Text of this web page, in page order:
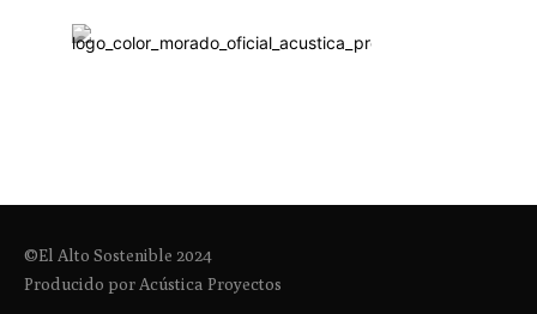
©El Alto Sostenible 2024
Producido por Acústica Proyectos